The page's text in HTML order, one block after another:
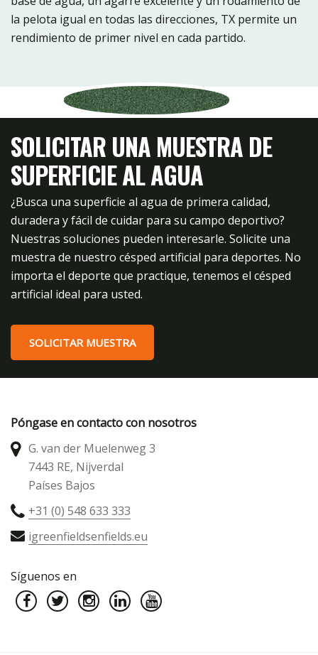
la pelota igual en todas las direcciones, TX permite un
rendimiento de primer nivel en cada partido.
SOLICITAR UNA MUESTRA DE
SUPERFICIE AL AGUA
¿Busca una superficie al agua de primera calidad,
duradera y fácil de cuidar para su campo deportivo?
Nuestras soluciones pueden interesarle. Solicite una
muestra de nuestro césped artificial para deportes. No
importa el deporte que practique, tenemos el césped
artificial ideal para usted.
SOLICITAR MUESTRA
Póngase en contacto con nosotros
G. van der Muelenweg 3
7443 RE, Nijverdal
Países Bajos
+31 (0) 548 633 333
igreenfieldsenfields.eu
Síguenos en